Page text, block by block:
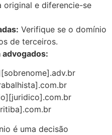
original e diferencie-se
Verifique se o domínio
de terceiros.
é uma decisão